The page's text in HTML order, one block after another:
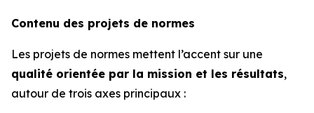
Contenu des projets de normes
Les projets de normes mettent l’accent sur une
qualité orientée par la mission et les résultats,
autour de trois axes principaux :